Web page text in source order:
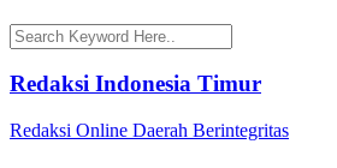
Redaksi Indonesia Timur
Redaksi Online Daerah Berintegritas